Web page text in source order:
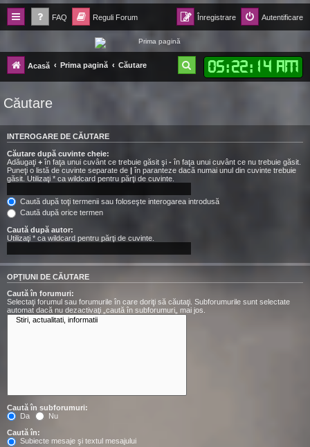
FAQ Reguli Forum Autentificare
Înregistrare
Forum Ecolomania™®
-= Idei pentru viitor =-
Acasă Prima pagină Căutare 05:22: 15 AM
ă
Căutare
INTEROGARE DE CĂUTARE
Căutare după cuvinte cheie:
Adăugaţi + în faţa unui cuvânt ce trebuie găsit şi - în faţa unui cuvânt ce nu trebuie găsit.
Puneţi o listă de cuvinte separate de | în paranteze dacă numai unul din cuvinte trebuie
găsit. Utilizaţi * ca wildcard pentru părţi de cuvinte.
Caută după toţi termenii sau foloseşte interogarea introdusă
Caută după orice termen
Caută după autor:
Utilizaţi * ca wildcard pentru părţi de cuvinte.
OPŢIUNI DE CĂUTARE
Caută în forumuri:
Selectaţi forumul sau forumurile în care doriţi să căutaţi. Subforumurile sunt selectate
automat dacă nu dezactivaţi „caută în subforumuri„ mai jos.
Caută în subforumuri:
Da
Nu
Caută în:
Subiecte mesaje şi textul mesajului